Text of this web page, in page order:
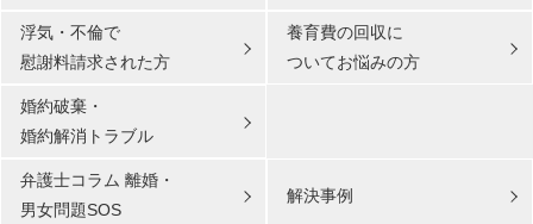
浮気・不倫で
慰謝料請求された方
養育費の回収に
ついてお悩みの方
婚約破棄・
婚約解消トラブル
弁護士コラム 離婚・
男女問題SOS
解決事例